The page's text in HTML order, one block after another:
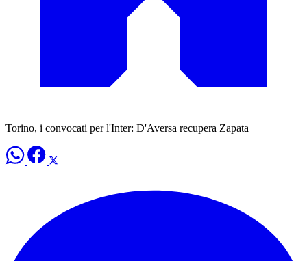
Torino, i convocati per l'Inter: D'Aversa recupera Zapata